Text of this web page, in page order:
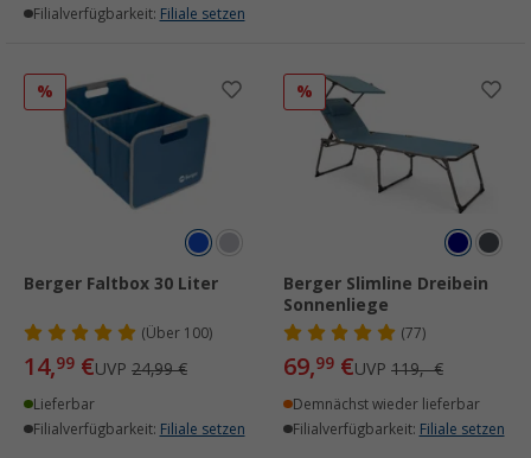
Filialverfügbarkeit: Filiale setzen
%
Berger Faltbox 30 Liter
(Über100)
14,99 €UVP 24,99 €
Lieferbar
Filialverfügbarkeit: Filiale setzen
%
Berger Slimline Dreibein
Sonnenliege
(77)
69,99 €UVP 119,- €
Demnächst wieder lieferbar
Filialverfügbarkeit: Filiale setzen